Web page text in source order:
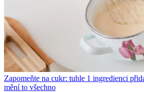
Zapomeňte na cukr: tuhle 1 ingredienci
mění to všechno